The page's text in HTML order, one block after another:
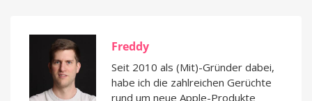
Freddy
Seit 2010 als (Mit)-Gründer dabei,
habe ich die zahlreichen Gerüchte
rund um neue Apple-Produkte